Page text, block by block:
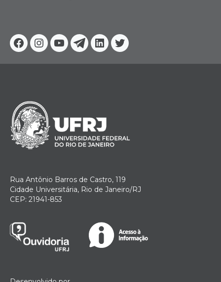
Facebook
Instagram
YoutubeTelegram
Linkedin
Twitter
Rua Antônio Barros de Castro, 119
Cidade Universitária, Rio de Janeiro/RJ
CEP: 21941-853